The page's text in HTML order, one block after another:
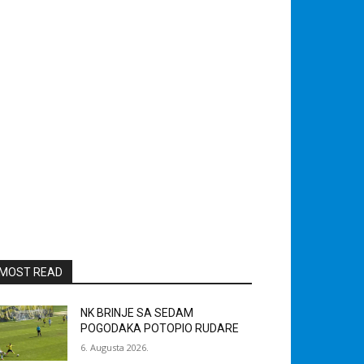
READ
NK BRINJE SA SEDAM
POGODAKA POTOPIO RUDARE
6. Augusta 2026.